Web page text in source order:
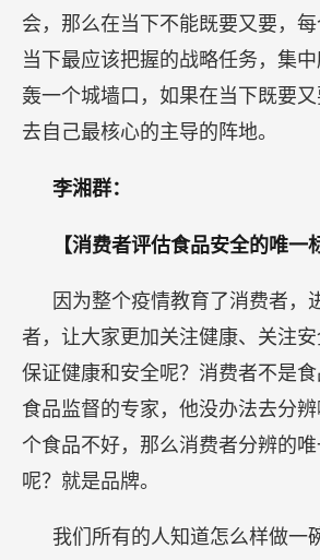
会，那么在当下不能既要又要，
当下最应该把握的战略任务，集
轰一个城墙口，如果在当下既要
去自己最核心的主导的阵地。
李湘群：
【消费者评估食品安全的唯一
因为整个疫情教育了消费者，
者，让大家更加关注健康、关注
保证健康和安全呢？消费者不是
食品监督的专家，他没办法去分
个食品不好，那么消费者分辨的
呢？就是品牌。
我们所有的人知道怎么样做一